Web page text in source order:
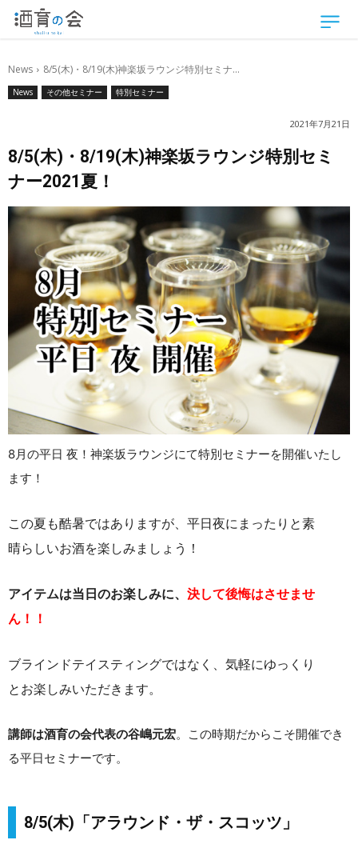
News 8/5(木)・8/19(木)神楽坂ラウンジ特別セミナ...
News その他セミナー 特別セミナー
2021年7月21日
8/5(木)・8/19(木)神楽坂ラウンジ特別セミ
ナー2021夏！
8月の平日 夜！神楽坂ラウンジにて特別セミナーを開催いたし
ます！
この夏も酷暑ではありますが、平日夜にまったりと素
晴らしいお酒を楽しみましょう！
アイテムは当日のお楽しみに、 決して後悔はさせませ
ん！！
ブラインドテイスティングではなく、気軽にゆっくり
とお楽しみいただきます。
講師は酒育の会代表の谷嶋元宏。この時期だからこそ開催でき
る平日セミナーです。
8/5(木)「アラウンド・ザ・スコッツ」